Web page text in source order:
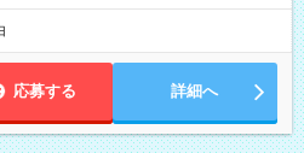
応募する 詳細へ